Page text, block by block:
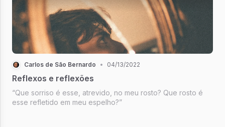
Carlos de São Bernardo • 04/13/2022
Reflexos e reflexões
“Que sorriso é esse, atrevido, no meu rosto? Que rosto é
esse refletido em meu espelho?”